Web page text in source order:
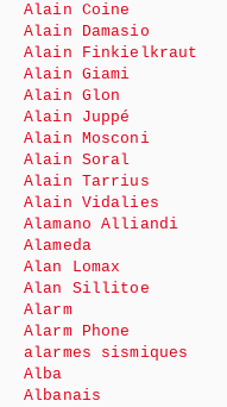
Alain Coine
Alain Damasio
Alain Finkielkraut
Alain Giami
Alain Glon
Alain Juppé
Alain Mosconi
Alain Soral
Alain Tarrius
Alain Vidalies
Alamano Alliandi
Alameda
Alan Lomax
Alan Sillitoe
Alarm
Alarm Phone
alarmes sismiques
Alba
Albanais